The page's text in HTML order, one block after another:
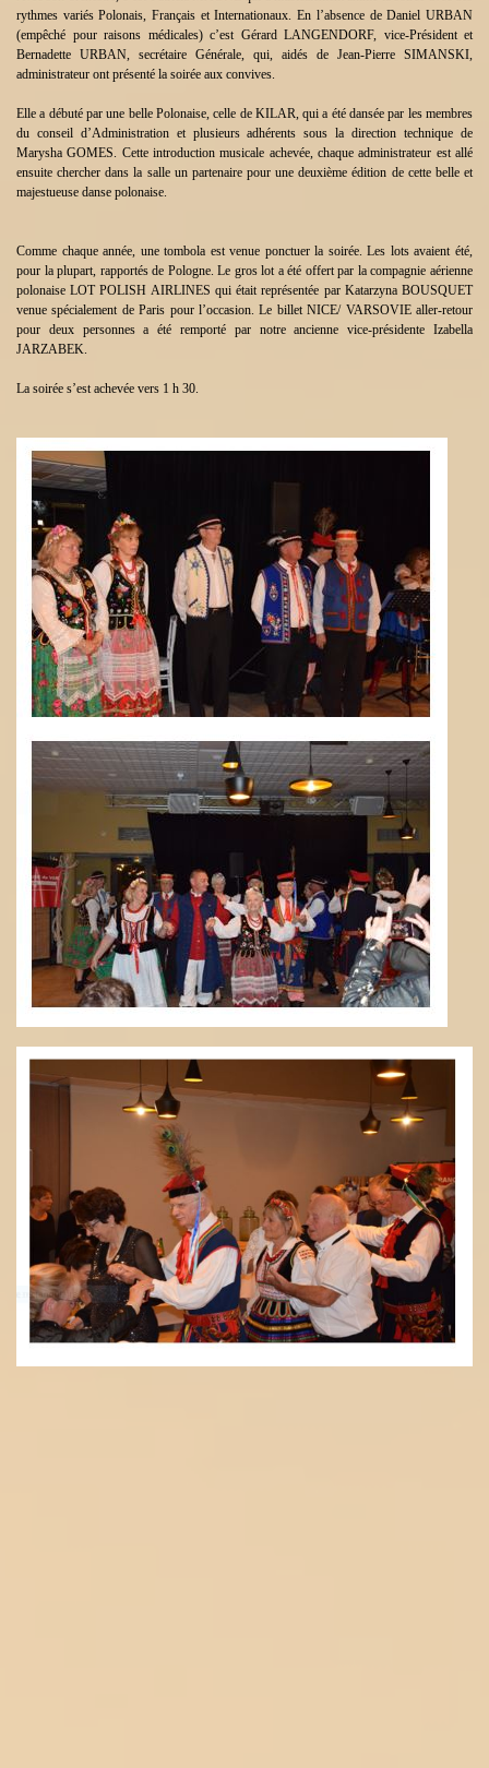
rythmes variés Polonais, Français et Internationaux. En l’absence de Daniel URBAN
(empêché pour raisons médicales) c’est Gérard LANGENDORF, vice-Président et
Bernadette URBAN, secrétaire Générale, qui, aidés de Jean-Pierre SIMANSKI,
administrateur ont présenté la soirée aux convives.
Elle a débuté par une belle Polonaise, celle de KILAR, qui a été dansée par les membres
du conseil d’Administration et plusieurs adhérents sous la direction technique de
Marysha GOMES. Cette introduction musicale achevée, chaque administrateur est allé
ensuite chercher dans la salle un partenaire pour une deuxième édition de cette belle et
majestueuse danse polonaise.
Comme chaque année, une tombola est venue ponctuer la soirée. Les lots avaient été,
pour la plupart, rapportés de Pologne. Le gros lot a été offert par la compagnie aérienne
polonaise LOT POLISH AIRLINES qui était représentée par Katarzyna BOUSQUET
venue spécialement de Paris pour l’occasion. Le billet NICE/ VARSOVIE aller-retour
pour deux personnes a été remporté par notre ancienne vice-présidente Izabella
JARZABEK.
La soirée s’est achevée vers 1 h 30.